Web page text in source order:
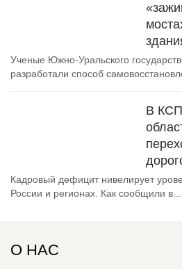
Ученые Южно-Уральского
разработали способ
В КСП
Кадровый дефицит нивелирует
России и регионах. Как сообщили в...
О НАС